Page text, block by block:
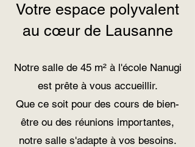
Votre espace polyvalent
au cœur de Lausanne
Notre salle de 45 m² à l'école Nanugi
est prête à vous accueillir.
Que ce soit pour des cours de bien-
être ou des réunions importantes,
notre salle s'adapte à vos besoins.